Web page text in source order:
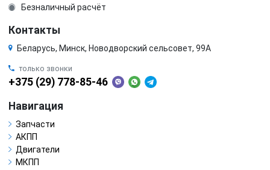
Безналичный расчёт
Контакты
Беларусь, Минск, Новодворский сельсовет, 99А
только звонки
+375 (29) 778-85-46
Навигация
Запчасти
АКПП
Двигатели
МКПП